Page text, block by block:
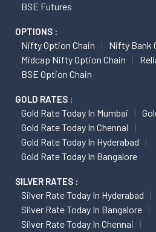
BSE Futures
OPTIONS :
Nifty Option Chain
Nifty Bank
Midcap Nifty Option Chain
BSE Option Chain
GOLD RATES :
Gold Rate Today In Mumbai
Gold Rate Today In Chennai
Gold Rate Today In Hyderabad
Gold Rate Today In Bangalore
SILVER RATES :
Silver Rate Today In Hyderabad
Silver Rate Today In Bangalore
Silver Rate Today In Chennai